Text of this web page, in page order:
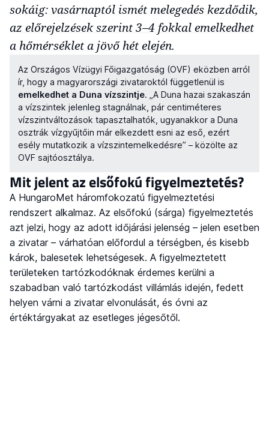
sokáig: vasárnaptól ismét melegedés kezdődik,
az előrejelzések szerint 3–4 fokkal emelkedhet
a hőmérséklet a jövő hét elején.
Az Országos Vízügyi Főigazgatóság (OVF) eközben arról
ír, hogy a magyarországi zivataroktól függetlenül is
emelkedhet a Duna vízszintje. „A Duna hazai szakaszán
a vízszintek jelenleg stagnálnak, pár centiméteres
vízszintváltozások tapasztalhatók, ugyanakkor a Duna
osztrák vízgyűjtőin már elkezdett esni az eső, ezért
esély mutatkozik a vízszintemelkedésre” – közölte az
OVF sajtóosztálya.
Mit jelent az elsőfokú figyelmeztetés?
A HungaroMet háromfokozatú figyelmeztetési
rendszert alkalmaz. Az elsőfokú (sárga) figyelmeztetés
azt jelzi, hogy az adott időjárási jelenség – jelen esetben
a zivatar – várhatóan előfordul a térségben, és kisebb
károk, balesetek lehetségesek. A figyelmeztetett
területeken tartózkodóknak érdemes kerülni a
szabadban való tartózkodást villámlás idején, fedett
helyen várni a zivatar elvonulását, és óvni az
értéktárgyakat az esetleges jégesőtől.